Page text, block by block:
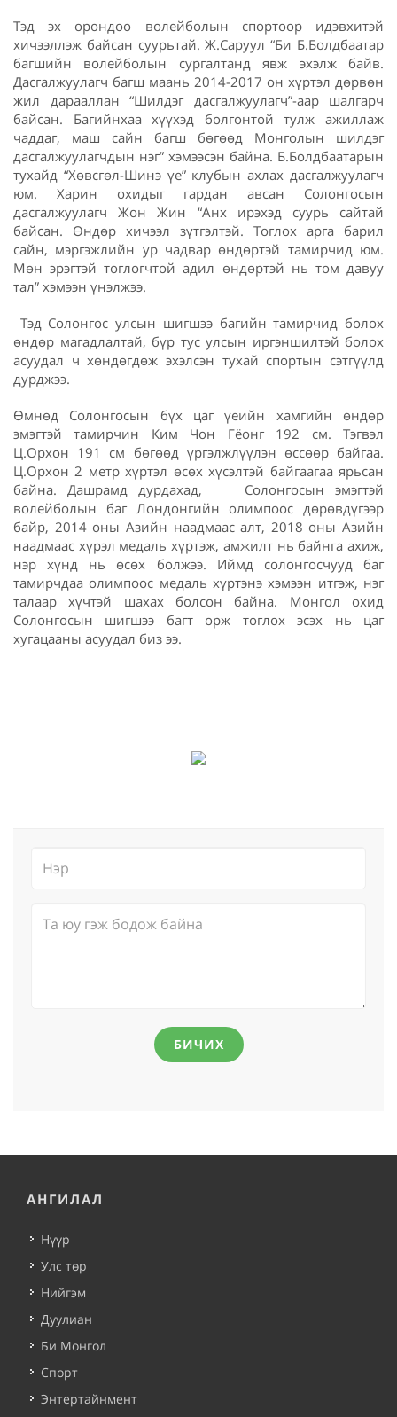
Тэд эх орондоо волейболын спортоор идэвхитэй
хичээллэж байсан суурьтай. Ж.Саруул “Би Б.Болдбаатар
багшийн волейболын сургалтанд явж эхэлж байв.
Дасгалжуулагч багш маань 2014-2017 он хүртэл дөрвөн
жил дарааллан “Шилдэг дасгалжуулагч”-аар шалгарч
байсан. Багийнхаа хүүхэд болгонтой тулж ажиллаж
чаддаг, маш сайн багш бөгөөд Монголын шилдэг
дасгалжуулагчдын нэг” хэмээсэн байна. Б.Болдбаатарын
тухайд “Хөвсгөл-Шинэ үе” клубын ахлах дасгалжуулагч
юм. Харин охидыг гардан авсан Солонгосын
дасгалжуулагч Жон Жин “Анх ирэхэд суурь сайтай
байсан. Өндөр хичээл зүтгэлтэй. Тоглох арга барил
сайн, мэргэжлийн ур чадвар өндөртэй тамирчид юм.
Мөн эрэгтэй тоглогчтой адил өндөртэй нь том давуу
тал” хэмээн үнэлжээ.
Тэд Солонгос улсын шигшээ багийн тамирчид болох
өндөр магадлалтай, бүр тус улсын иргэншилтэй болох
асуудал ч хөндөгдөж эхэлсэн тухай спортын сэтгүүлд
дурджээ.
Өмнөд Солонгосын бүх цаг үеийн хамгийн өндөр
эмэгтэй тамирчин Ким Чон Гёонг 192 см. Тэгвэл
Ц.Орхон 191 см бөгөөд үргэлжлүүлэн өссөөр байгаа.
Ц.Орхон 2 метр хүртэл өсөх хүсэлтэй байгаагаа ярьсан
байна. Дашрамд дурдахад, Солонгосын эмэгтэй
волейболын баг Лондонгийн олимпоос дөрөвдүгээр
байр, 2014 оны Азийн наадмаас алт, 2018 оны Азийн
наадмаас хүрэл медаль хүртэж, амжилт нь байнга ахиж,
нэр хүнд нь өсөх болжээ. Иймд солонгосчууд баг
тамирчдаа олимпоос медаль хүртэнэ хэмээн итгэж, нэг
талаар хүчтэй шахах болсон байна. Монгол охид
Солонгосын шигшээ багт орж тоглох эсэх нь цаг
хугацааны асуудал биз ээ.
БИЧИХ
АНГИЛАЛ
Нүүр
Улс төр
Нийгэм
Дуулиан
Би Монгол
Спорт
Энтертайнмент